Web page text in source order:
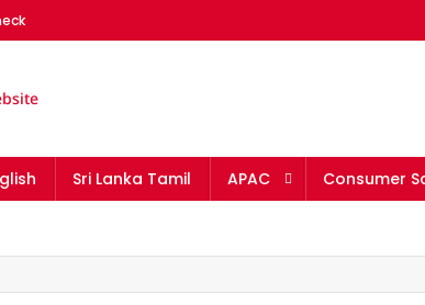
Sri Lanka Tamil APAC Consumer